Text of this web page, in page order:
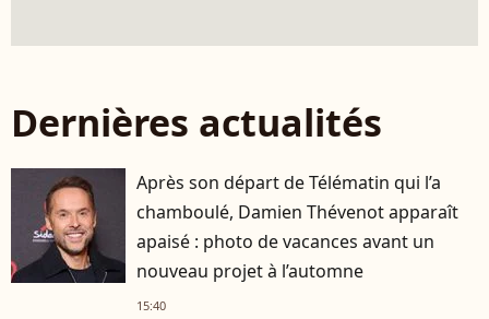
Dernières actualités
Après son départ de Télématin qui l’a
chamboulé, Damien Thévenot apparaît
apaisé : photo de vacances avant un
nouveau projet à l’automne
15:40